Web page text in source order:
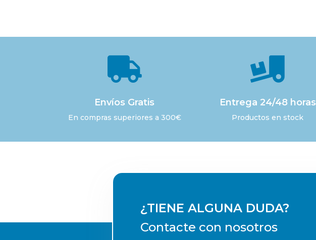

Envíos Gratis
En compras superiores a 300€

Entrega 24/48 horas
Productos en stock
¿TIENE ALGUNA DUDA?
Contacte con nosotros